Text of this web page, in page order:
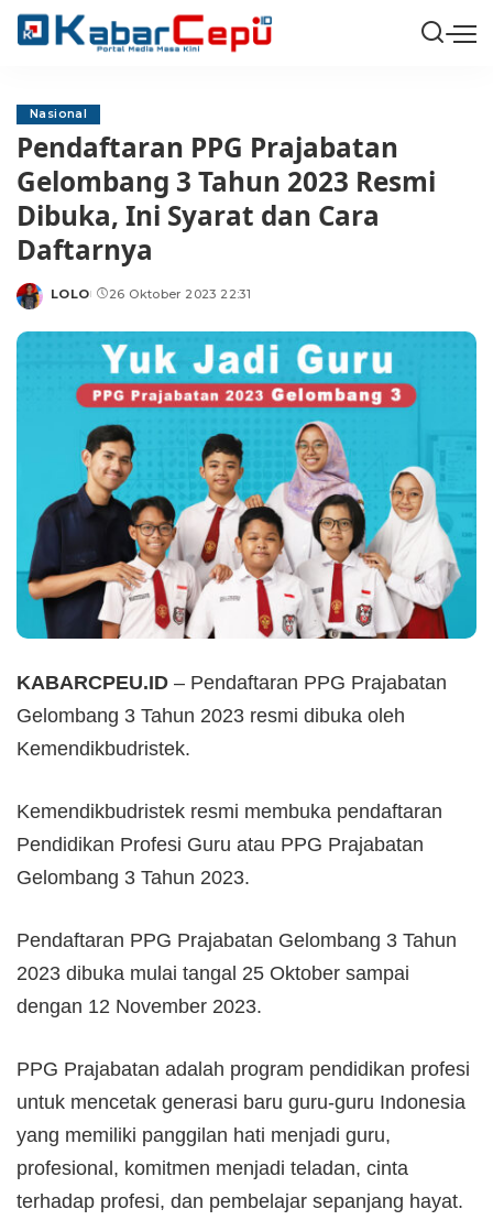
Nasional
Pendaftaran PPG Prajabatan
Gelombang 3 Tahun 2023 Resmi
Dibuka, Ini Syarat dan Cara
Daftarnya
Posted
LOLO 26 Oktober 2023 22:31
KABARCPEU.ID – Pendaftaran PPG Prajabatan
Gelombang 3 Tahun 2023 resmi dibuka oleh
Kemendikbudristek.
Kemendikbudristek resmi membuka pendaftaran
Pendidikan Profesi Guru atau PPG Prajabatan
Gelombang 3 Tahun 2023.
Pendaftaran PPG Prajabatan Gelombang 3 Tahun
2023 dibuka mulai tangal 25 Oktober sampai
dengan 12 November 2023.
PPG Prajabatan adalah program pendidikan profesi
untuk mencetak generasi baru guru-guru Indonesia
yang memiliki panggilan hati menjadi guru,
profesional, komitmen menjadi teladan, cinta
terhadap profesi, dan pembelajar sepanjang hayat.